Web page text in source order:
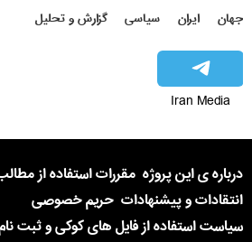
جهان ایران سیاسی گزارش و تحلیل
Iran Media
درباره ی این پروژه مقررات استفاده از
انتقادات و پیشنهادات حریم خصوصی
سیاست استفاده از فایل های کوکی و ثبت